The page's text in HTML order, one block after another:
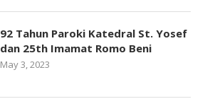
92 Tahun Paroki Katedral St. Yosef
dan 25th Imamat Romo Beni
May 3, 2023